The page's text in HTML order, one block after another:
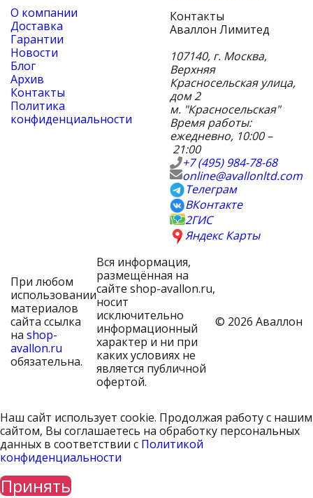
О компании
Доставка
Гарантии
Новости
Блог
Архив
Контакты
Политика
конфиденциальности
Контакты
Аваллон Лимитед
107140, г. Москва,
Верхняя
Красносельская улица,
дом 2
м. "Красносельская"
Время работы:
ежедневно, 10:00 –
21:00
+7 (495) 984-78-68
online@avallonltd.com
Телеграм
ВКонтакте
2ГИС
Яндекс Карты
При любом
использовании
материалов
сайта ссылка
на shop-
avallon.ru
обязательна.
Вся информация,
размещённая на
сайте shop-avallon.ru,
носит
исключительно
информационный
характер и ни при
каких условиях не
является публичной
офертой.
© 2026 Аваллон
Наш сайт использует cookie. Продолжая работу с нашим
сайтом, Вы соглашаетесь на обработку персональных
данных в соответствии с Политикой
конфиденциальности
Принять